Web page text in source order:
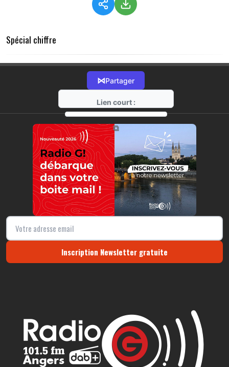
Spécial chiffre
⋈Partager
Lien court :
https://radio-g.fr?20435
⧉
Inscription Newsletter gratuite